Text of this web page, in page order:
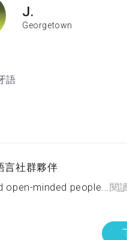
J.
Georgetown
語
言社群夥伴
open-minded people...閱